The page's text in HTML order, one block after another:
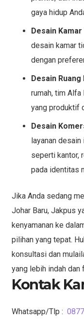
gaya hidup
Desain
desain kamar
dengan
Desain Ruang
rumah, tim Alfa
yang produktif
Desain
layanan
seperti kantor,
pada identitas
Jika Anda sedang
Johar Baru, Jakpus
kenyamanan ke
pilihan yang tepat.
konsultasi dan
yang lebih indah dan
Kontak
Whatsapp/Tlp :